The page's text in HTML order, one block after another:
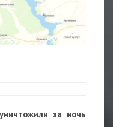
за ночь